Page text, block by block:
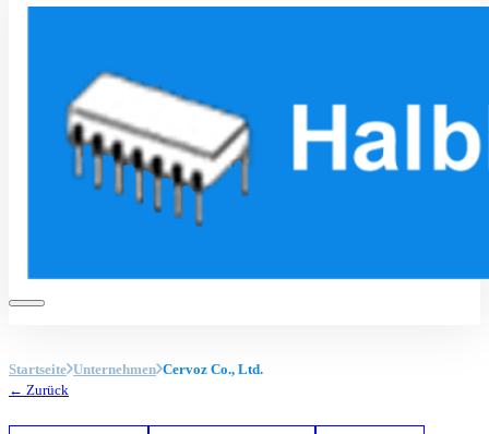
Startseite Unternehmen Cervoz Co., Ltd.
← Zurück